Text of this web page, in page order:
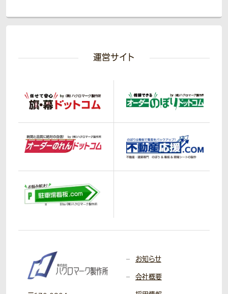
運営サイト
お知らせ
会社概要